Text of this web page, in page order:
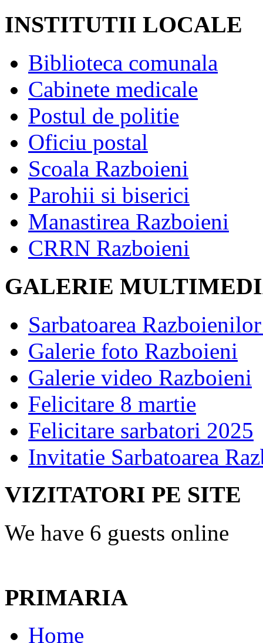
INSTITUTII LOCALE
Biblioteca comunala
Cabinete medicale
Postul de politie
Oficiu postal
Scoala Razboieni
Parohii si biserici
Manastirea Razboieni
CRRN Razboieni
GALERIE
Sarbatoarea
Galerie foto Razboieni
Galerie video Razboieni
Felicitare 8 martie
Felicitare sarbatori 2025
Invitatie Sarbatoarea
VIZITATORI PE SITE
We have 6 guests online
PRIMARIA
Home